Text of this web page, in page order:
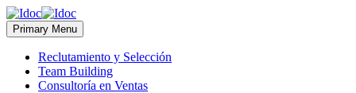
Primary Menu
Reclutamiento y Selección
Team Building
Consultoría en Ventas